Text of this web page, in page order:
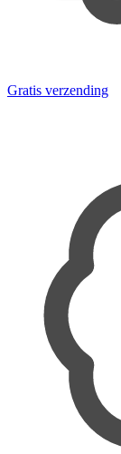
Gratis verzending